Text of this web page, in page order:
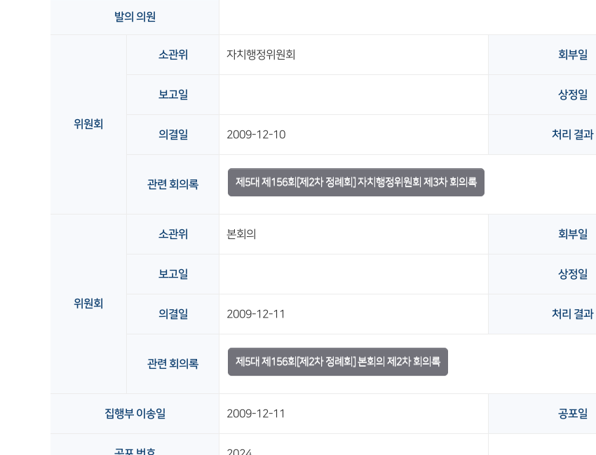
발의 의원
위원회
소관위 자치행정위원회 회부일
보고일 상정일
의결일 2009-12-10 처리 결과
관련 회의록 제5대 제156회[제2차 정례회] 자치행정위원회 제3차 회의록
위원회
소관위 본회의 회부일
보고일 상정일
의결일 2009-12-11 처리 결과
관련 회의록 제5대 제156회[제2차 정례회] 본회의 제2차 회의록
집행부 이송일 2009-12-11 공포일